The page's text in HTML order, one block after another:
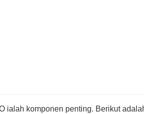
ialah komponen penting. Berikut